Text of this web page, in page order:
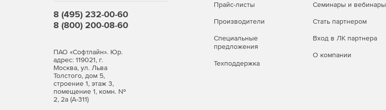
8 (495) 232-00-60
8 (800) 200-08-60
ПАО «Софтлайн». Юр.
адрес: 119021, г.
Москва, ул. Льва
Толстого, дом 5,
строение 1, этаж 3,
помещение 1, комн. №
2, 2а (А-311)
Прайс-листы
Производители
Специальные
предложения
Техподдержка
Семинары и вебинары
Стать партнером
Вход в ЛК партнера
О компании